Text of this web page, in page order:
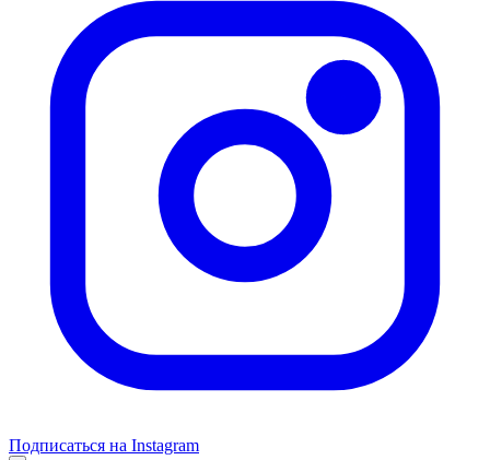
Подписаться на Instagram